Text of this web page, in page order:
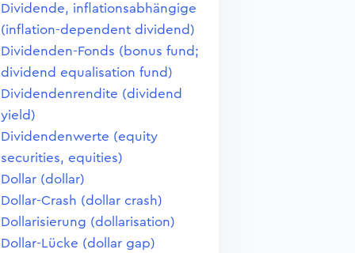
Dividende, inflationsabhängige
(inflation-dependent dividend)
Dividenden-Fonds (bonus fund;
dividend equalisation fund)
Dividendenrendite (dividend
yield)
Dividendenwerte (equity
securities, equities)
Dollar (dollar)
Dollar-Crash (dollar crash)
Dollarisierung (dollarisation)
Dollar-Lücke (dollar gap)